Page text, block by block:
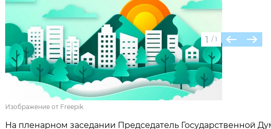
1 / 1
Изображение от Freepik
На пленарном заседании Председатель Государственной